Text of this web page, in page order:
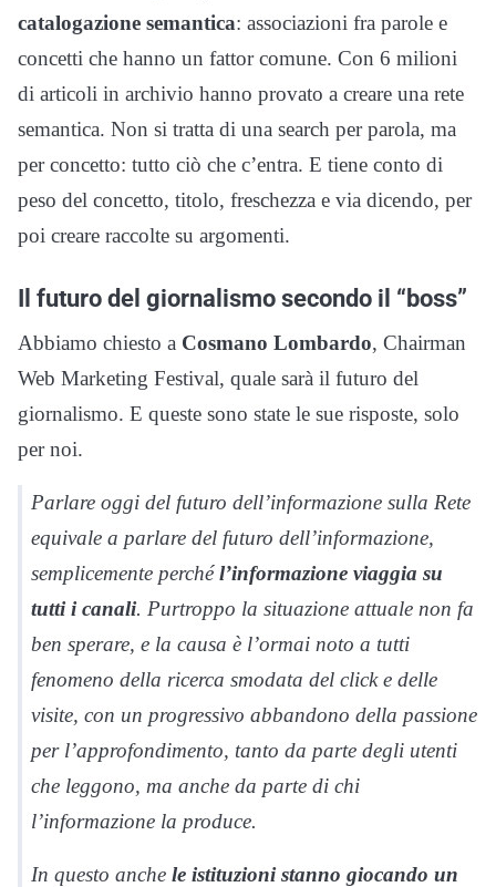
catalogazione semantica: associazioni fra parole e
concetti che hanno un fattor comune. Con 6 milioni
di articoli in archivio hanno provato a creare una rete
semantica. Non si tratta di una search per parola, ma
per concetto: tutto ciò che c’entra. E tiene conto di
peso del concetto, titolo, freschezza e via dicendo, per
poi creare raccolte su argomenti.
Il futuro del giornalismo secondo il “boss”
Abbiamo chiesto a Cosmano Lombardo, Chairman
Web Marketing Festival, quale sarà il futuro del
giornalismo. E queste sono state le sue risposte, solo
per noi.
Parlare oggi del futuro dell’informazione sulla Rete
equivale a parlare del futuro dell’informazione,
semplicemente perchél’informazione viaggia su
tutti i canali. Purtroppo la situazione attuale non fa
ben sperare, e la causa è l’ormai noto a tutti
fenomeno della ricerca smodata del click e delle
visite, con un progressivo abbandono della passione
per l’approfondimento, tanto da parte degli utenti
che leggono, ma anche da parte di chi
l’informazione la produce.
In questo anche le istituzioni stanno giocando un